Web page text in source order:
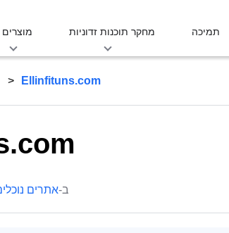
מוצרים מחקר תוכנות זדוניות תמיכה
Ellinfituns.com
ב-אתרים